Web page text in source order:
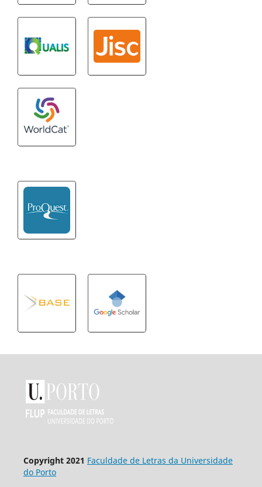
Copyright 2021 Faculdade de Letras da Universidade
do Porto